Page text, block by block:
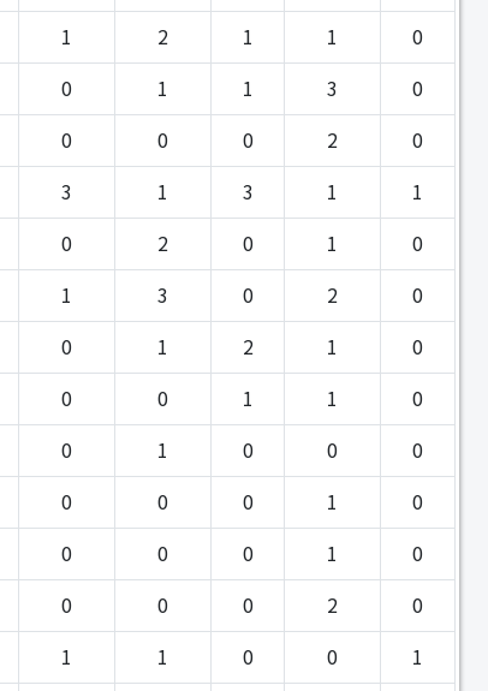
1 2 1 1 0
0 1 1 3 0
0 0 0 2 0
3 1 3 1 1
0 2 0 1 0
1 3 0 2 0
0 1 2 1 0
0 0 1 1 0
0 1 0 0 0
0 0 0 1 0
0 0 0 1 0
0 0 0 2 0
1 1 0 0 1